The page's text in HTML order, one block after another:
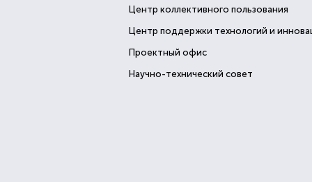
Центр коллективного пользования
Центр поддержки технологий и
Проектный офис
Научно-технический совет